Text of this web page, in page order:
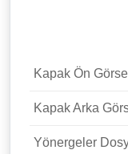
Kapak Ön
Kapak Arka
Yönergeler